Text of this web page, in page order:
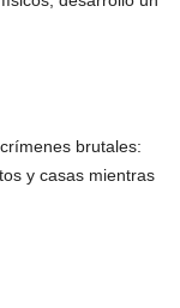
brutales:
y casas mientras